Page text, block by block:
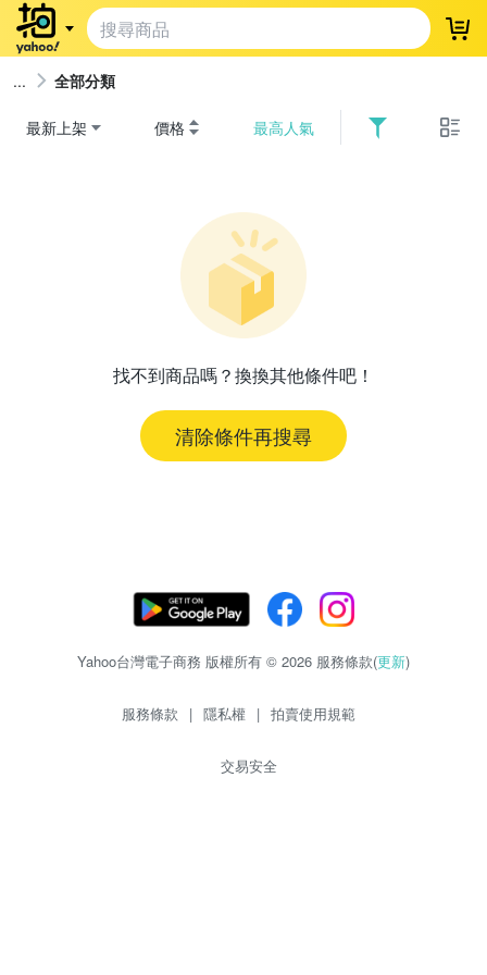
登
全部分類
最新上架 價格 最高人氣
找不到商品嗎？換換其他條件吧！
清除條件再搜尋
Yahoo台灣電子商務 版權所有 © 2026 服務條款(更新)
服務條款 | 隱私權 | 拍賣使用規範
交易安全